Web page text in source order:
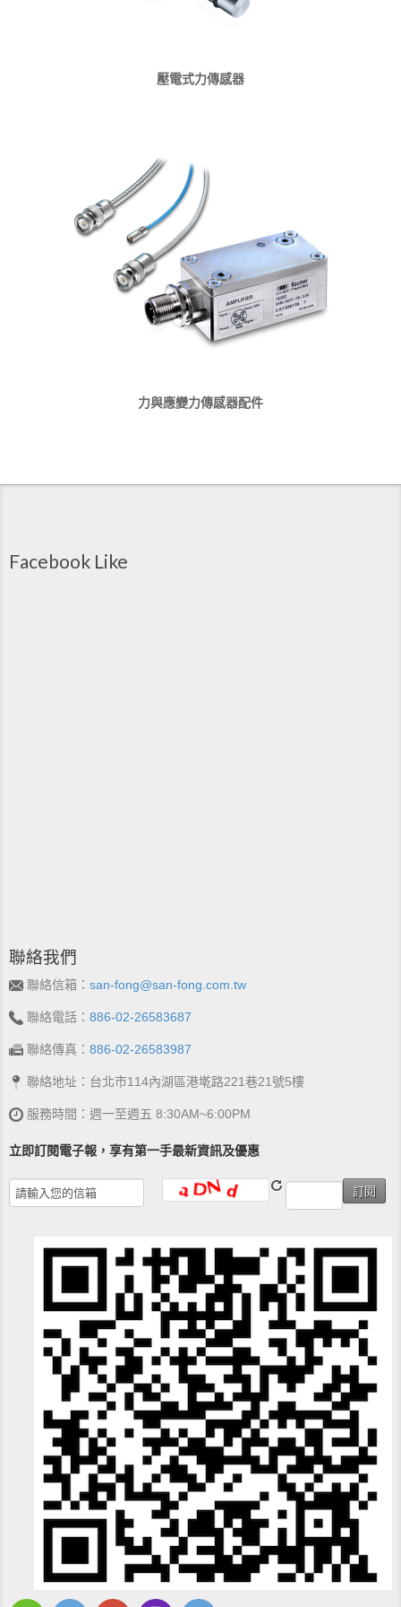
壓電式力傳感器
力與應變力傳感器配件
Facebook Like
聯絡我們
聯絡信箱： san-fong@san-fong.com.tw
聯絡電話： 886-02-26583687
聯絡傳真： 886-02-26583987
聯絡地址：台北市114內湖區港墘路221巷21號5樓
服務時間：週一至週五 8:30AM~6:00PM
立即訂閱電子報，享有第一手最新資訊及優惠